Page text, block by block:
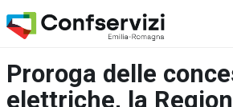
Proroga delle
elettriche, la